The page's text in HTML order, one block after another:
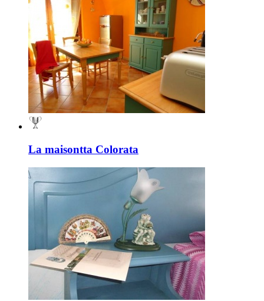
La maisontta Colorata